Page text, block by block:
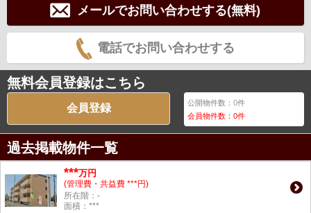
メールでお問い合わせする(無料)
電話でお問い合わせする
無料会員登録はこちら
会員登録 公開物件数：0件
会員物件数：0件
過去掲載物件一覧
***万円
(管理費・共益費 ***円)
所在階：-
面積：***